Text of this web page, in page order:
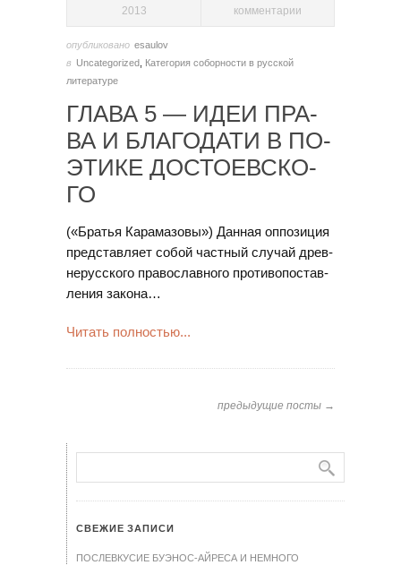
2013 комментарии
опубликовано esaulov
в Uncategorized Категория соборности в русской
литературе
ГЛА­ВА 5 — ИДЕИ ПРА­
ВА И БЛА­ГО­ДА­ТИ В ПО­
ЭТИ­КЕ ДО­СТО­ЕВ­СКО­
ГО
(«Бра­тья Ка­ра­ма­зо­вы») Дан­ная оп­по­зи­ция
пред­став­ля­ет со­бой ча­ст­ный слу­чай древ­
не­рус­ско­го пра­во­слав­но­го про­ти­во­по­с­тав­
ле­ния за­ко­на…
Читать полностью...
предыдущие посты →
СВЕЖИЕ ЗАПИСИ
ПОСЛЕВКУСИЕ БУЭНОС-АЙРЕСА И НЕМНОГО